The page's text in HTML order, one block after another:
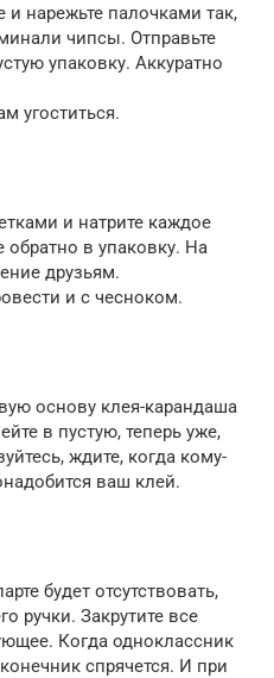
нарежьте палочками так,
чипсы. Отправьте
упаковку. Аккуратно
угоститься.
и натрите каждое
обратно в упаковку. На
друзьям.
и с чесноком.
основу клея-карандаша
в пустую, теперь уже,
ждите, когда кому-
ваш клей.
будет отсутствовать,
ручки. Закрутите все
Когда одноклассник
спрячется. И при